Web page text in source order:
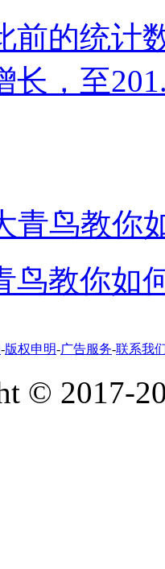
前的统计
长，至
青鸟教你
鸟教你如
-版权申明-广告服务-联系我
© 2017-